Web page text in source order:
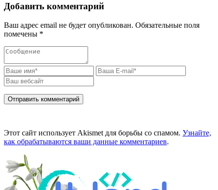
Добавить комментарий
Ваш адрес email не будет опубликован. Обязательные поля
помечены *
Этот сайт использует Akismet для борьбы со спамом. Узнайте,
как обрабатываются ваши данные комментариев.